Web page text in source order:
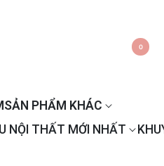
0
SẢN PHẨM KHÁC
NỘI THẤT MỚI NHẤT